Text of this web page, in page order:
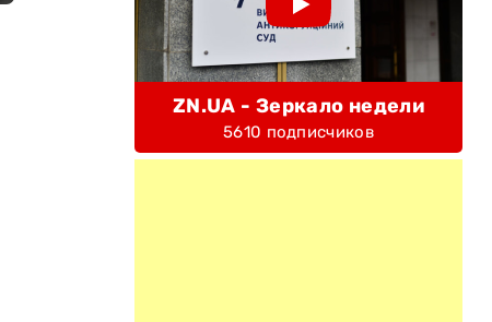
ZN.UA - Зеркало недели
5610 подписчиков